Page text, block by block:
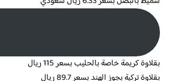
بقلاوة كريمة خاصة بالحليب بسعر 115 ريال